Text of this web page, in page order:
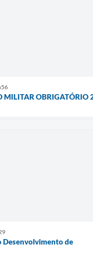
MILITAR OBRIGATÓRIO
Desenvolvimento de